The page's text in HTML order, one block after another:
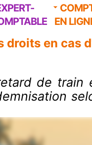
EN
droits en cas
de train